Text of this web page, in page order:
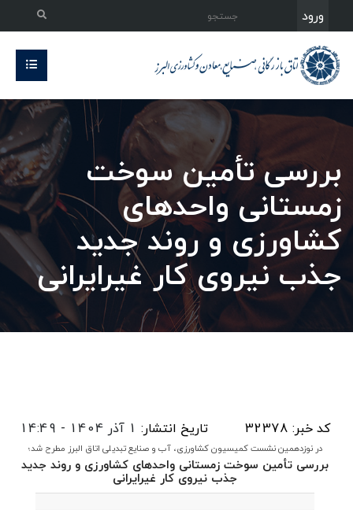
ورود
بررسی تأمین سوخت
زمستانی واحدهای
کشاورزی و روند جدید
جذب نیروی کار غیرایرانی
کد خبر: 32378 تاریخ انتشار: 1 آذر 1404 - 14:49
در نوزدهمین نشست کمیسیون کشاورزی، آب و صنایع تبدیلی اتاق البرز مطرح شد؛
بررسی تأمین سوخت زمستانی واحدهای کشاورزی و روند جدید
جذب نیروی کار غیرایرانی